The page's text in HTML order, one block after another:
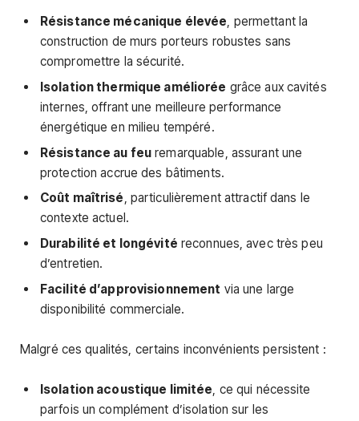
Résistance mécanique élevée, permettant la
construction de murs porteurs robustes sans
compromettre la sécurité.
Isolation thermique améliorée grâce aux cavités
internes, offrant une meilleure performance
énergétique en milieu tempéré.
Résistance au feu remarquable, assurant une
protection accrue des bâtiments.
Coût maîtrisé, particulièrement attractif dans le
contexte actuel.
Durabilité et longévité reconnues, avec très peu
d’entretien.
Facilité d’approvisionnement via une large
disponibilité commerciale.
Malgré ces qualités, certains inconvénients persistent :
Isolation acoustique limitée, ce qui nécessite
parfois un complément d’isolation sur les